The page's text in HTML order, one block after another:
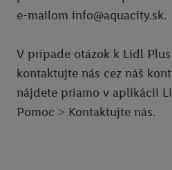
e-mailom info@aquacity.sk.
V prípade otázok k Lidl
kontaktujte nás cez náš
nájdete priamo v aplikácii
Pomoc ˃ Kontaktujte nás.
rôznych zariadeniach a v rôznych
používanie viacerých služieb
hashovanej e-mailovej adresy a
identifikátorov/identifikátorov, ktoré
dispozícii.
V časti "Prispôsobiť" môžete povoliť